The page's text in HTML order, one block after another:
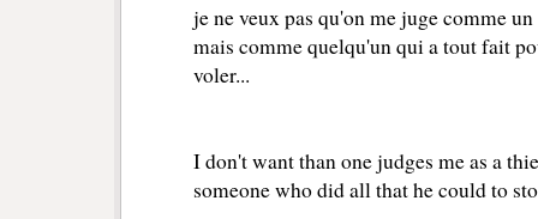
je ne veux pas qu'on me juge comme
mais comme quelqu'un qui a tout fait
voler...
I don't want than one judges me as a
someone who did all that he could to